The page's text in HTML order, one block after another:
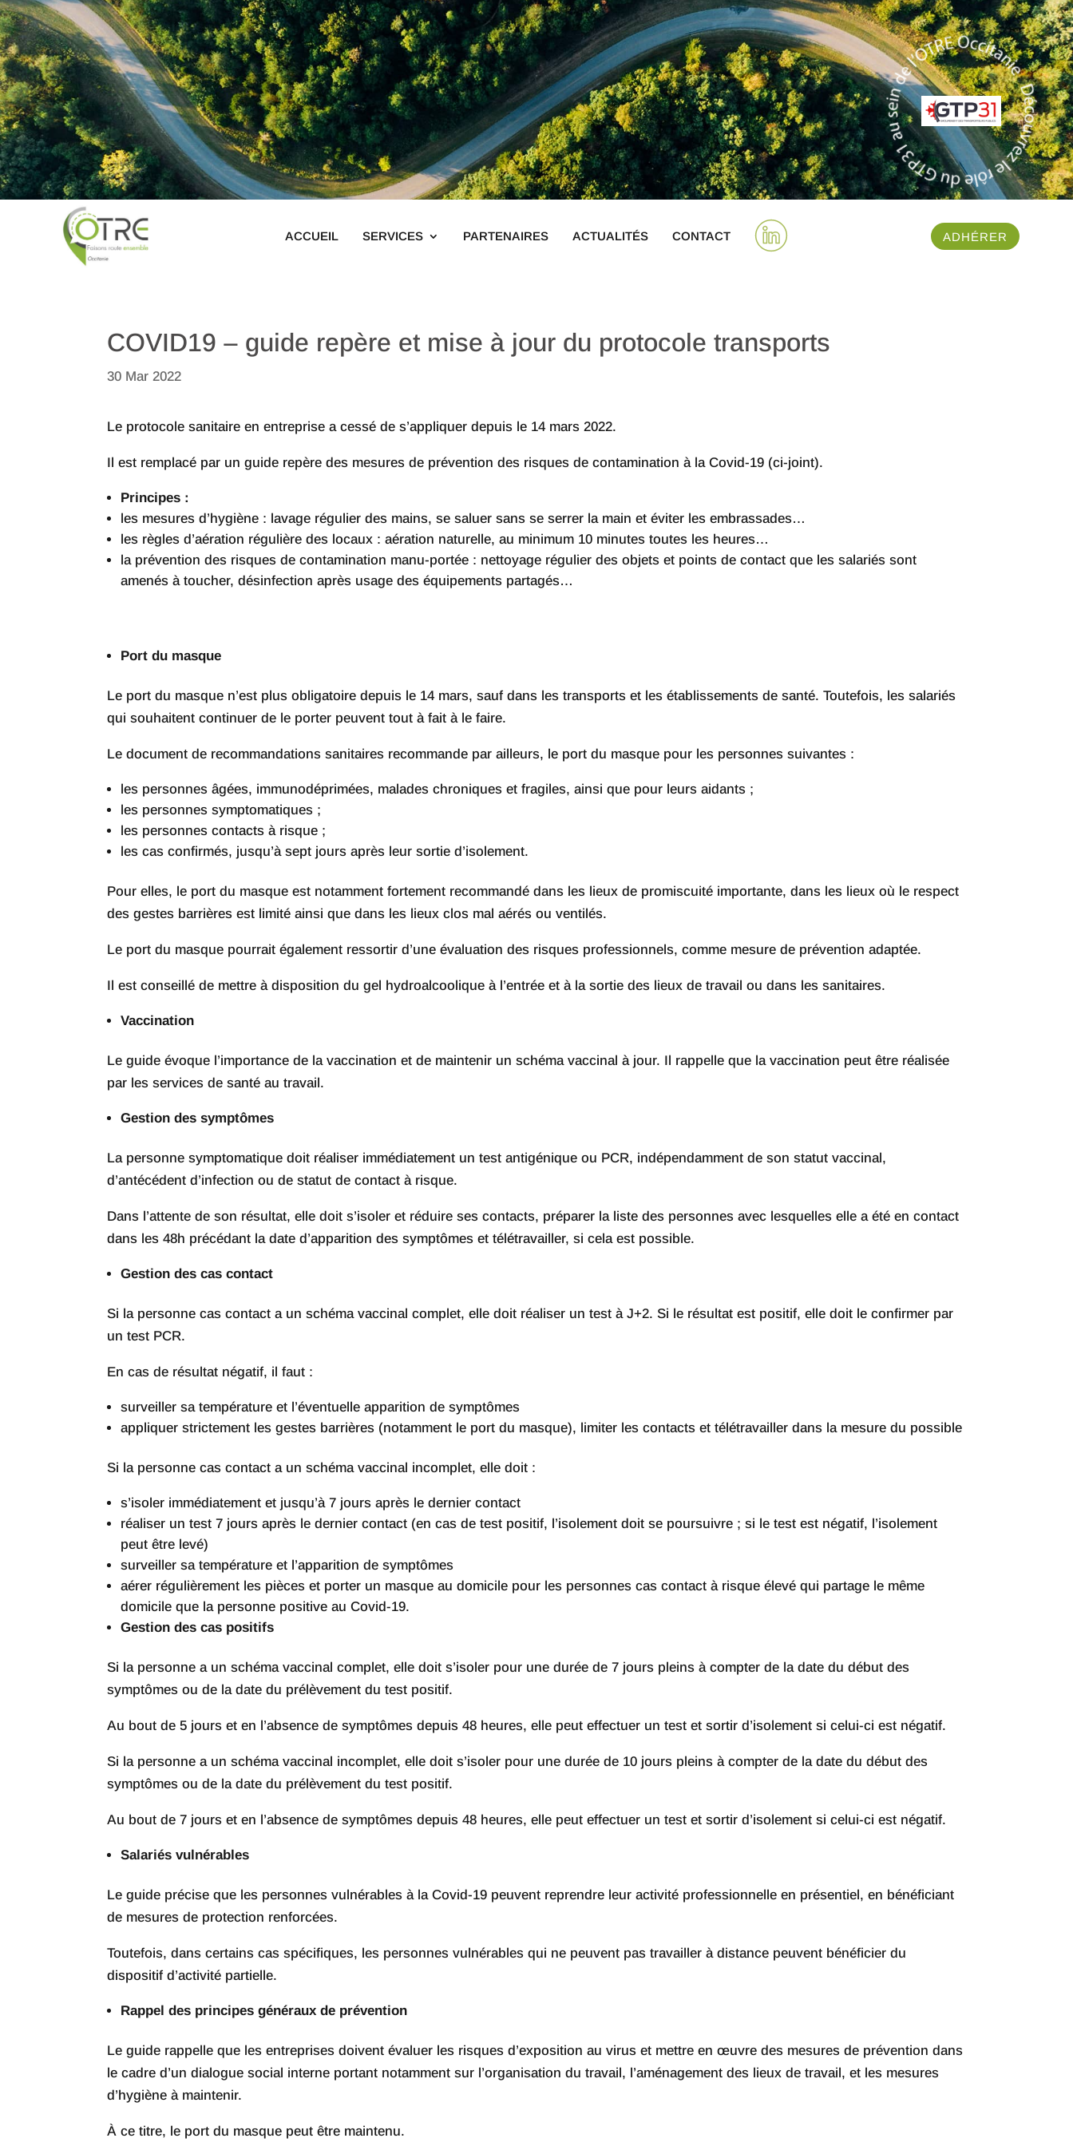
ACCUEIL SERVICES PARTENAIRES ACTUALITÉS CONTACT ADHÉRER
COVID19 – guide repère et mise à jour du protocole transports
30 Mar 2022
Le protocole sanitaire en entreprise a cessé de s’appliquer depuis le 14 mars 2022.
Il est remplacé par un guide repère des mesures de prévention des risques de contamination à la Covid-19 (ci-joint).
Principes :
les mesures d’hygiène : lavage régulier des mains, se saluer sans se serrer la main et éviter les embrassades…
les règles d’aération régulière des locaux : aération naturelle, au minimum 10 minutes toutes les heures…
la prévention des risques de contamination manu-portée : nettoyage régulier des objets et points de contact que les salariés sont
amenés à toucher, désinfection après usage des équipements partagés…
Port du masque
Le port du masque n’est plus obligatoire depuis le 14 mars, sauf dans les transports et les établissements de santé. Toutefois, les salariés
qui souhaitent continuer de le porter peuvent tout à fait à le faire.
Le document de recommandations sanitaires recommande par ailleurs, le port du masque pour les personnes suivantes :
les personnes âgées, immunodéprimées, malades chroniques et fragiles, ainsi que pour leurs aidants ;
les personnes symptomatiques ;
les personnes contacts à risque ;
les cas confirmés, jusqu’à sept jours après leur sortie d’isolement.
Pour elles, le port du masque est notamment fortement recommandé dans les lieux de promiscuité importante, dans les lieux où le respect
des gestes barrières est limité ainsi que dans les lieux clos mal aérés ou ventilés.
Le port du masque pourrait également ressortir d’une évaluation des risques professionnels, comme mesure de prévention adaptée.
Il est conseillé de mettre à disposition du gel hydroalcoolique à l’entrée et à la sortie des lieux de travail ou dans les sanitaires.
Vaccination
Le guide évoque l’importance de la vaccination et de maintenir un schéma vaccinal à jour. Il rappelle que la vaccination peut être réalisée
par les services de santé au travail.
Gestion des symptômes
La personne symptomatique doit réaliser immédiatement un test antigénique ou PCR, indépendamment de son statut vaccinal,
d’antécédent d’infection ou de statut de contact à risque.
Dans l’attente de son résultat, elle doit s’isoler et réduire ses contacts, préparer la liste des personnes avec lesquelles elle a été en contact
dans les 48h précédant la date d’apparition des symptômes et télétravailler, si cela est possible.
Gestion des cas contact
Si la personne cas contact a un schéma vaccinal complet, elle doit réaliser un test à J+2. Si le résultat est positif, elle doit le confirmer par
un test PCR.
En cas de résultat négatif, il faut :
surveiller sa température et l’éventuelle apparition de symptômes
appliquer strictement les gestes barrières (notamment le port du masque), limiter les contacts et télétravailler dans la mesure du possible
Si la personne cas contact a un schéma vaccinal incomplet, elle doit :
s’isoler immédiatement et jusqu’à 7 jours après le dernier contact
réaliser un test 7 jours après le dernier contact (en cas de test positif, l’isolement doit se poursuivre ; si le test est négatif, l’isolement
peut être levé)
surveiller sa température et l’apparition de symptômes
aérer régulièrement les pièces et porter un masque au domicile pour les personnes cas contact à risque élevé qui partage le même
domicile que la personne positive au Covid-19.
Gestion des cas positifs
Si la personne a un schéma vaccinal complet, elle doit s’isoler pour une durée de 7 jours pleins à compter de la date du début des
symptômes ou de la date du prélèvement du test positif.
Au bout de 5 jours et en l’absence de symptômes depuis 48 heures, elle peut effectuer un test et sortir d’isolement si celui-ci est négatif.
Si la personne a un schéma vaccinal incomplet, elle doit s’isoler pour une durée de 10 jours pleins à compter de la date du début des
symptômes ou de la date du prélèvement du test positif.
Au bout de 7 jours et en l’absence de symptômes depuis 48 heures, elle peut effectuer un test et sortir d’isolement si celui-ci est négatif.
Salariés vulnérables
Le guide précise que les personnes vulnérables à la Covid-19 peuvent reprendre leur activité professionnelle en présentiel, en bénéficiant
de mesures de protection renforcées.
Toutefois, dans certains cas spécifiques, les personnes vulnérables qui ne peuvent pas travailler à distance peuvent bénéficier du
dispositif d’activité partielle.
Rappel des principes généraux de prévention
Le guide rappelle que les entreprises doivent évaluer les risques d’exposition au virus et mettre en œuvre des mesures de prévention dans
le cadre d’un dialogue social interne portant notamment sur l’organisation du travail, l’aménagement des lieux de travail, et les mesures
d’hygiène à maintenir.
À ce titre, le port du masque peut être maintenu.